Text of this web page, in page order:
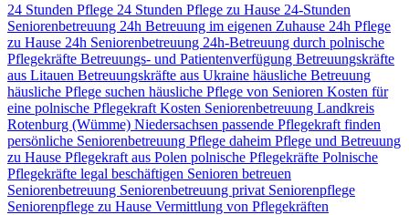
24 Stunden Pflege 24 Stunden Pflege zu Hause 24-Stunden
Seniorenbetreuung 24h Betreuung im eigenen Zuhause 24h Pflege
zu Hause 24h Seniorenbetreuung 24h-Betreuung durch polnische
Pflegekräfte Betreuungs- und Patientenverfügung Betreuungskräfte
aus Litauen Betreuungskräfte aus Ukraine häusliche Betreuung
häusliche Pflege suchen häusliche Pflege von Senioren Kosten für
eine polnische Pflegekraft Kosten Seniorenbetreuung Landkreis
Rotenburg (Wümme) Niedersachsen passende Pflegekraft finden
persönliche Seniorenbetreuung Pflege daheim Pflege und Betreuung
zu Hause Pflegekraft aus Polen polnische Pflegekräfte Polnische
Pflegekräfte legal beschäftigen Senioren betreuen
Seniorenbetreuung Seniorenbetreuung privat Seniorenpflege
Seniorenpflege zu Hause Vermittlung von Pflegekräften